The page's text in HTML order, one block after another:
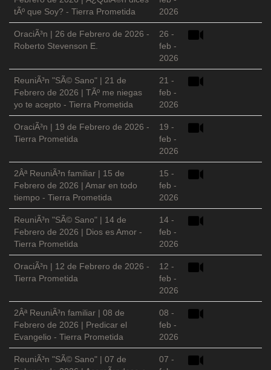
tÃº que Soy? - Tierra Prometida
2026
OraciÃ³n | 26 de Febrero de 2026 -
Roberto Stevenson E.
26 -
feb -
2026
ReuniÃ³n "SÃ© Sano" | 21 de
Febrero de 2026 | TÃº me niegas
yo te acepto - Tierra Prometida
21 -
feb -
2026
OraciÃ³n | 19 de Febrero de 2026 -
Tierra Prometida
19 -
feb -
2026
2Âª ReuniÃ³n familiar | 15 de
Febrero de 2026 | Amar en todo
tiempo - Tierra Prometida
15 -
feb -
2026
ReuniÃ³n "SÃ© Sano" | 14 de
Febrero de 2026 | Dios es Amor -
Tierra Prometida
14 -
feb -
2026
OraciÃ³n | 12 de Febrero de 2026 -
Tierra Prometida
12 -
feb -
2026
2Âª ReuniÃ³n familiar | 08 de
Febrero de 2026 | Predicar el
Evangelio - Tierra Prometida
08 -
feb -
2026
ReuniÃ³n "SÃ© Sano" | 07 de
07 -